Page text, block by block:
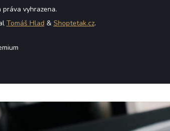
práva vyhrazena.
Tomáš Hlad & Shoptetak.cz.